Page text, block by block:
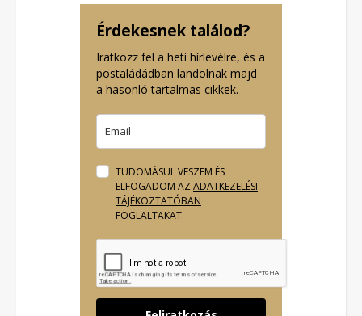
Érdekesnek találod?
Iratkozz fel a heti hírlevélre, és a
postaládádban landolnak majd
a hasonló tartalmas cikkek.
TUDOMÁSUL VESZEM ÉS
ELFOGADOM AZ ADATKEZELÉSI
TÁJÉKOZTATÓBAN
FOGLALTAKAT.